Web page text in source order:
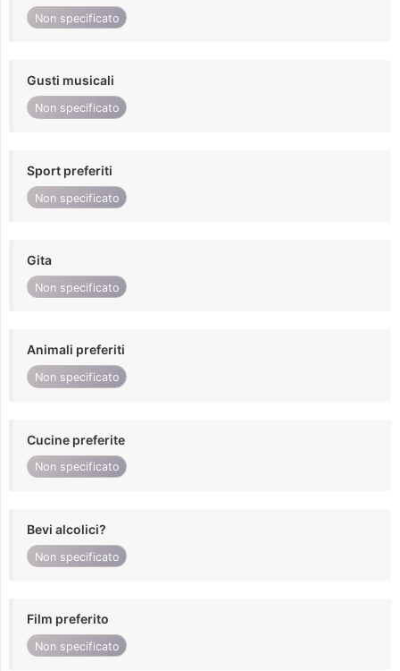
Non specificato
Gusti musicali
Non specificato
Sport preferiti
Non specificato
Gita
Non specificato
Animali preferiti
Non specificato
Cucine preferite
Non specificato
Bevi alcolici?
Non specificato
Film preferito
Non specificato